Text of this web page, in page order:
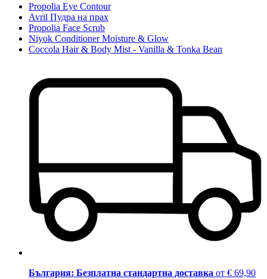
Propolia Eye Contour
Avril Пудра на прах
Propolia Face Scrub
Niyok Conditioner Moisture & Glow
Coccola Hair & Body Mist - Vanilla & Tonka Bean
България: Безплатна стандартна доставка от € 69,90